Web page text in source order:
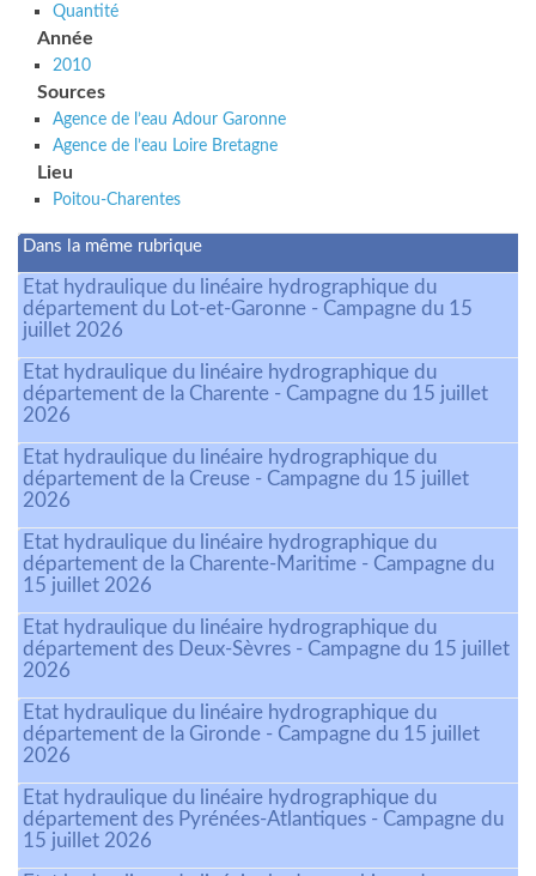
Quantité
Année
2010
Sources
Agence de l’eau Adour Garonne
Agence de l’eau Loire Bretagne
Lieu
Poitou-Charentes
Dans la même rubrique
Etat hydraulique du linéaire hydrographique du
département du Lot-et-Garonne - Campagne du 15
juillet 2026
Etat hydraulique du linéaire hydrographique du
département de la Charente - Campagne du 15 juillet
2026
Etat hydraulique du linéaire hydrographique du
département de la Creuse - Campagne du 15 juillet
2026
Etat hydraulique du linéaire hydrographique du
département de la Charente-Maritime - Campagne du
15 juillet 2026
Etat hydraulique du linéaire hydrographique du
département des Deux-Sèvres - Campagne du 15 juillet
2026
Etat hydraulique du linéaire hydrographique du
département de la Gironde - Campagne du 15 juillet
2026
Etat hydraulique du linéaire hydrographique du
département des Pyrénées-Atlantiques - Campagne du
15 juillet 2026